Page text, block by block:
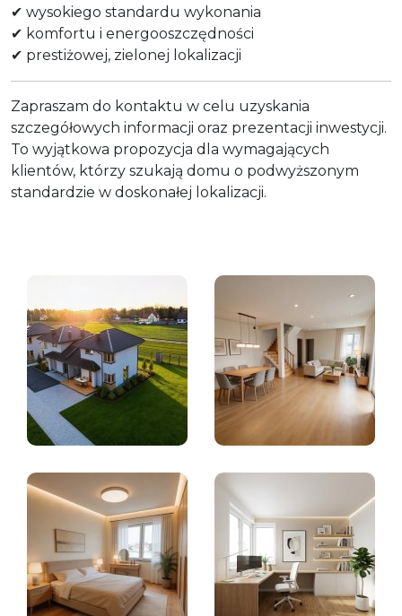
✔ wysokiego standardu wykonania
✔ komfortu i energooszczędności
✔ prestiżowej, zielonej lokalizacji
Zapraszam do kontaktu w celu uzyskania
szczegółowych informacji oraz prezentacji inwestycji.
To wyjątkowa propozycja dla wymagających
klientów, którzy szukają domu o podwyższonym
standardzie w doskonałej lokalizacji.